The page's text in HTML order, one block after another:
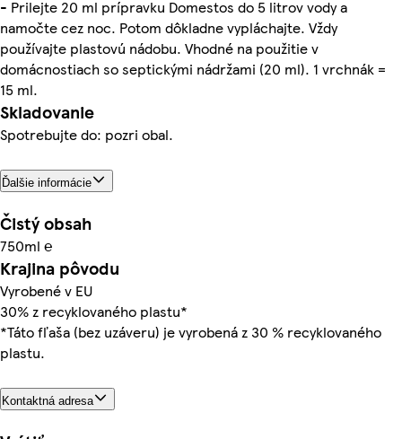
- Prilejte 20 ml prípravku Domestos do 5 litrov vody a
namočte cez noc. Potom dôkladne vypláchajte. Vždy
používajte plastovú nádobu. Vhodné na použitie v
domácnostiach so septickými nádržami (20 ml). 1 vrchnák =
15 ml.
Skladovanie
Spotrebujte do: pozri obal.
Ďalšie informácie
Čistý obsah
750ml ℮
Krajina pôvodu
Vyrobené v EU
30% z recyklovaného plastu*
*Táto fľaša (bez uzáveru) je vyrobená z 30 % recyklovaného
plastu.
Kontaktná adresa